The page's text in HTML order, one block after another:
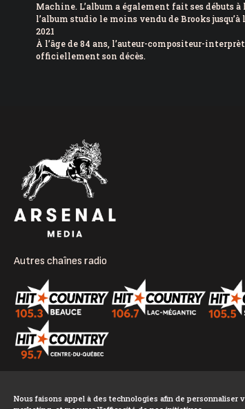
Machine. L’album a également fait ses débuts
l’album studio le moins vendu de Brooks
2021
À l’âge de 84 ans, l’auteur-compositeur-
officiellement son décès.
Autres chaînes radio
Nous faisons appel à des technologies afin de personnaliser